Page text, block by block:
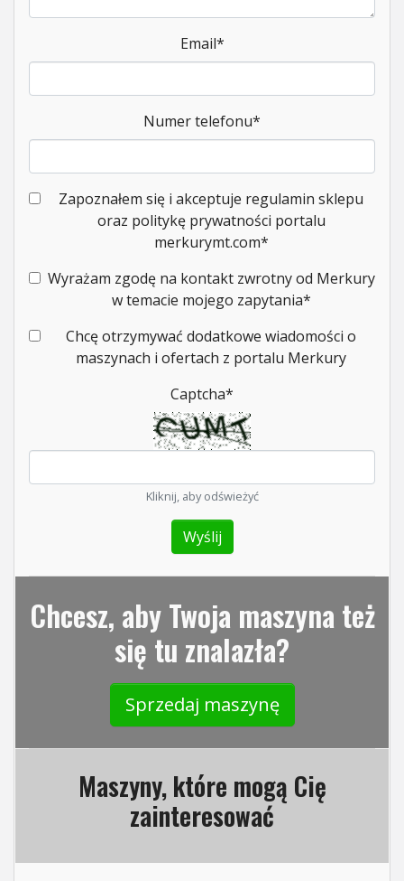
Email*
Numer telefonu*
Zapoznałem się i akceptuje regulamin sklepu
oraz politykę prywatności portalu
merkurymt.com*
Wyrażam zgodę na kontakt zwrotny od Merkury
w temacie mojego zapytania*
Chcę otrzymywać dodatkowe wiadomości o
maszynach i ofertach z portalu Merkury
Captcha*
Kliknij, aby odświeżyć
Chcesz, aby Twoja maszyna też
się tu znalazła?
Sprzedaj maszynę
Maszyny, które mogą Cię
zainteresować